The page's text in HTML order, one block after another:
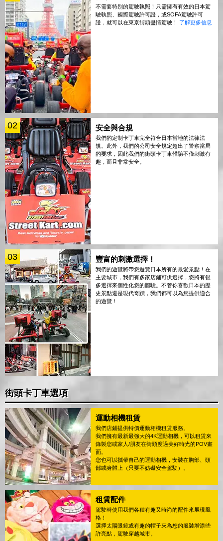
不需要特別的駕駛執照！只需擁有有效的日本駕
駛執照、國際駕駛許可證，或SOFA駕駛許可
證，就可以在東京街頭盡情駕駛！ 了解更多信息
02 安全與合規
我們的定制卡丁車完全符合日本當地的法律法
規。此外，我們的公司安全規定超出了警察當局
的要求，因此我們的街頭卡丁車體驗不僅刺激有
趣，而且非常安全。
03 豐富的刺激選擇！
我們的遊覽將帶您遊覽日本所有的最愛景點！在
主要城市，我們有多家店鋪可供選擇，您將有很
多選擇來個性化您的體驗。不管你喜歡日本的歷
史景點還是現代奇蹟，我們都可以為您提供適合
的遊覽！
街頭卡丁車選項
運動相機租賃
我們店鋪提供特價運動相機租賃服務。
我們擁有最新最強大的4K運動相機，可以租賃來
錄製您或家人/朋友在街頭度過美好時光的POV畫
面。
您也可以攜帶自己的運動相機，安裝在胸部、頭
部或身體上（只要不妨礙安全駕駛）。
租賃配件
駕駛時使用我們各種有趣又時尚的配件來展現風
格！
選擇太陽眼鏡或有趣的帽子來為您的服裝增添些
許亮點，駕駛穿越城市。